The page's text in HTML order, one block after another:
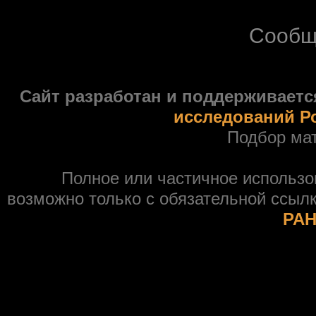
Сайт разработан и
исследований
Подбор
Полное или частичное
возможно только с обязательной